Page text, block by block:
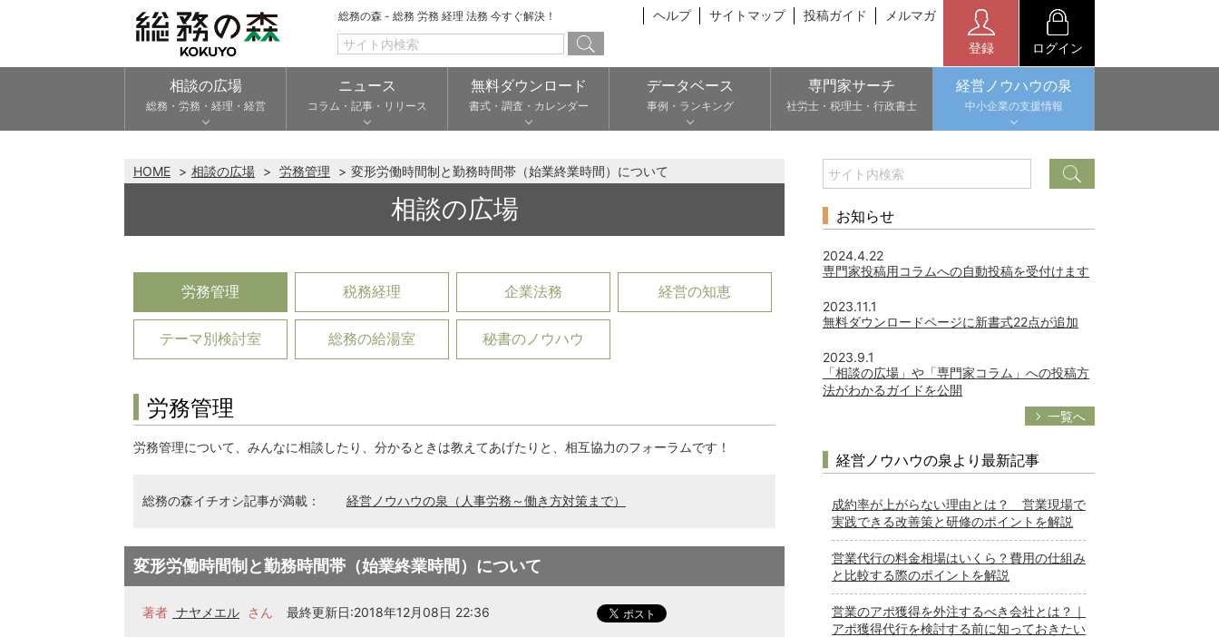
総務の森 - 総務 労務 経理 法務 今すぐ解決！ ヘルプ サイトマップ 投稿ガイド メルマガ
登録 ログイン
相談の広場
総務・労務・経理・経営
ニュース
コラム・記事・リリース
無料ダウンロード
書式・調査・カレンダー
データベース
事例・ランキング
専門家サーチ
社労士・税理士・行政書士
経営ノウハウの泉
中小企業の支援情報
HOME 相談の広場 労務管理 変形労働時間制と勤務時間帯（始業終業時間）について
相談の広場
労務管理 税務経理 企業法務 経営の知恵
テーマ別検討室 総務の給湯室 秘書のノウハウ
労務管理
労務管理について、みんなに相談したり、分かるときは教えてあげたりと、相互協力のフォーラムです！
総務の森イチオシ記事が満載： 経営ノウハウの泉（人事労務～働き方対策まで）
変形労働時間制と勤務時間帯（始業終業時間）について
著者 ナヤメエル さん 最終更新日:2018年12月08日 22:36
お知らせ
2024.4.22
専門家投稿用コラムへの自動投稿を受付けます
2023.11.1
無料ダウンロードページに新書式22点が追加
2023.9.1
「相談の広場」や「専門家コラム」への投稿方
法がわかるガイドを公開
一覧へ
経営ノウハウの泉より最新記事
成約率が上がらない理由とは？ 営業現場で
実践できる改善策と研修のポイントを解説
営業代行の料金相場はいくら？費用の仕組み
と比較する際のポイントを解説
営業のアポ獲得を外注するべき会社とは？｜
アポ獲得代行を検討する前に知っておきたい